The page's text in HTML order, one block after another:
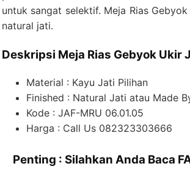
untuk sangat selektif. Meja Rias
natural jati.
Deskripsi Meja Rias Gebyok Ukir
Material : Kayu Jati Pilihan
Finished : Natural Jati atau Made
Kode : JAF-MRU 06.01.05
Harga : Call Us 082323303666
Penting : Silahkan Anda Baca